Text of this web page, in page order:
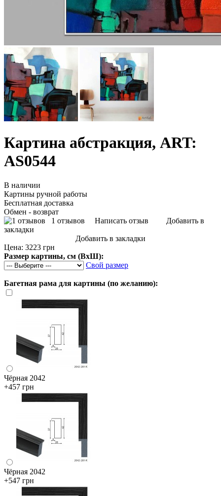
Картина абстракция, ART:
AS0544
В наличии
Картины ручной работы
Бесплатная доставка
Обмен - возврат
1 отзывов
Написать отзыв
Добавить в
закладки
Добавить в закладки
Цена: 3223 грн
Размер картины, см (ВхШ):
Свой размер
Багетная рама для картины (по желанию):
Чёрная 2042
+457 грн
Чёрная 2042
+547 грн